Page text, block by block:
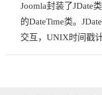
Joomla封装了JDate
的DateTime类。
交互，UNIX时间戳